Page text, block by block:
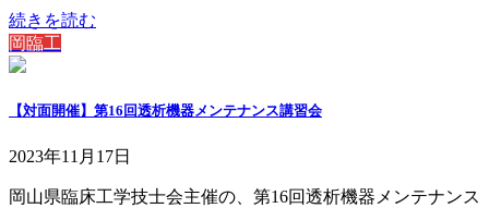
続きを読む
岡臨工
【対面開催】第16回透析機器メンテナンス講習会
2023年11月17日
岡山県臨床工学技士会主催の、第16回透析機器メンテナンス